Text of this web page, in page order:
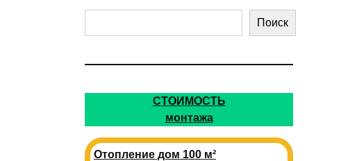
Поиск
СТОИМОСТЬ
монтажа
Отопление дом 100 м²